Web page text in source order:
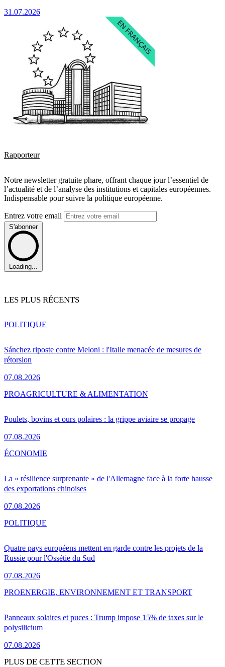
31.07.2026
Rapporteur
Notre newsletter gratuite phare, offrant chaque jour l’essentiel de
l’actualité et de l’analyse des institutions et capitales européennes.
Indispensable pour suivre la politique européenne.
Entrez votre email
S'abonner
Loading...
LES PLUS RÉCENTS
Sánchez riposte contre Meloni : l'Italie menacée de mesures de
rétorsion
07.08.2026
POLITIQUE
Poulets, bovins et ours polaires : la grippe aviaire se propage
07.08.2026
PROAGRICULTURE & ALIMENTATION
La « résilience surprenante » de l'Allemagne face à la forte hausse
des exportations chinoises
07.08.2026
ÉCONOMIE
Quatre pays européens mettent en garde contre les projets de la
Russie pour l'Ossétie du Sud
07.08.2026
POLITIQUE
Panneaux solaires et puces : Trump impose 15% de taxes sur le
polysilicium
07.08.2026
PROENERGIE, ENVIRONNEMENT ET TRANSPORT
PLUS DE CETTE SECTION